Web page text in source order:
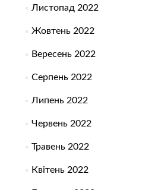
Листопад 2022
Жовтень 2022
Вересень 2022
Серпень 2022
Липень 2022
Червень 2022
Травень 2022
Квітень 2022